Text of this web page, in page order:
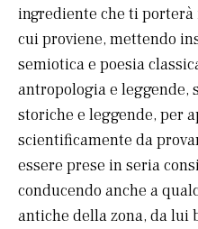
ingrediente che ti
cui proviene, mettendo
semiotica e poesia
antropologia e leggende,
storiche e leggende, per
scientificamente da
essere prese in seria
conducendo anche a
antiche della zona, da lui